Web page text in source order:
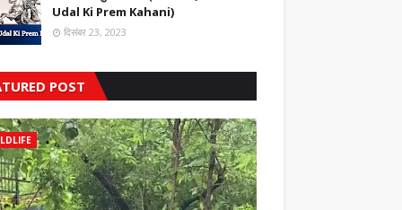
Udal Ki Prem Kahani)
दिसंबर 23, 2023
POST